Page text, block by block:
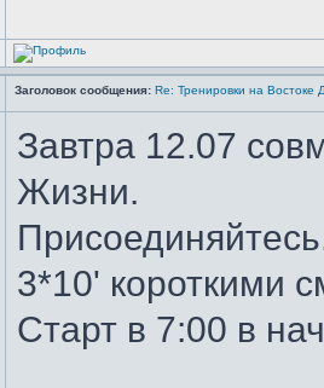
Заголовок сообщения: Re: Тренировки на
Завтра 12.07
Жизни.
3*10' короткими
Старт в 7:00 в